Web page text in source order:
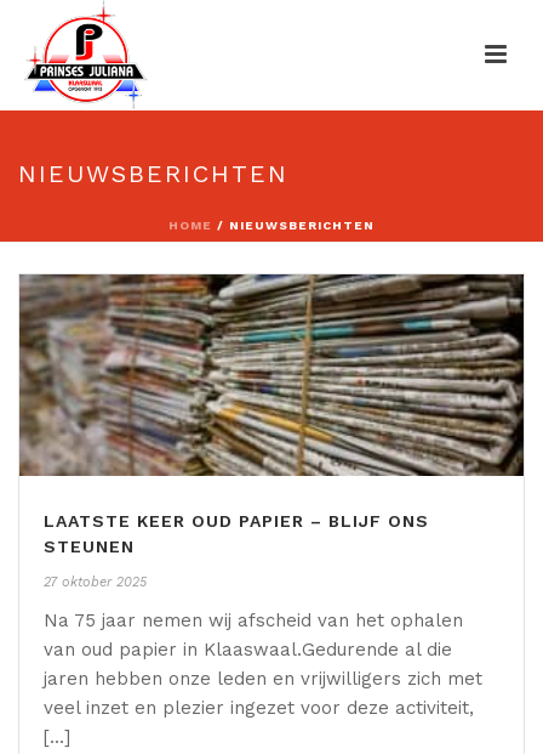
NIEUWSBERICHTEN
HOME / NIEUWSBERICHTEN
LAATSTE KEER OUD PAPIER – BLIJF ONS
STEUNEN
27 oktober 2025
Na 75 jaar nemen wij afscheid van het ophalen
van oud papier in Klaaswaal.Gedurende al die
jaren hebben onze leden en vrijwilligers zich met
veel inzet en plezier ingezet voor deze activiteit,
[...]